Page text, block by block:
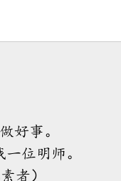
道德观：摘自《圣
2026-08-05 242
好事。
位明师。
者）